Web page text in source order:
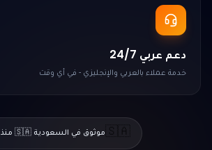
دعم عربي 24/7
خدمة عملاء بالعربي والإنجليزي - في أي وقت
🇸🇦موثوق في السعودية 🇸🇦 منذ 2025